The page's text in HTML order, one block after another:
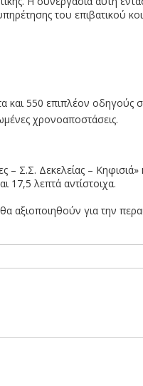
του επιβατικού
και 550 επιπλέον οδηγούς
χρονοαποστάσεις.
– Σ.Σ. Δεκελείας –
17,5 λεπτά αντίστοιχα.
για την